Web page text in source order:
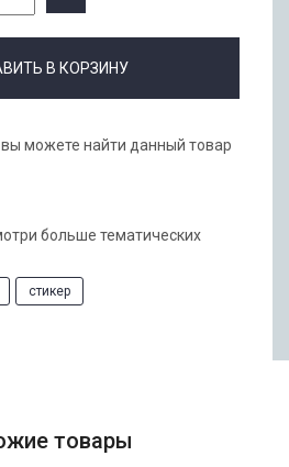
В КОРЗИНУ
вы можете найти данный товар
больше тематических
стикер
товары